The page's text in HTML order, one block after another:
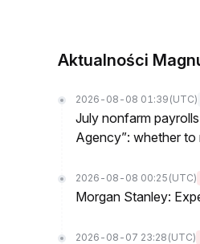
Aktualności
2026-08-08 01:39 (UTC)
July nonfarm
Agency”: whether to
2026-08-08 00:25 (UTC)
Morgan Stanley:
2026-08-07 23:28 (UTC)